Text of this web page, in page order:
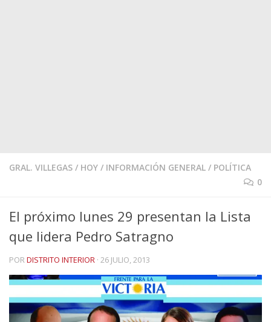
GRAL. VILLEGAS / HOY / INFORMACIÓN GENERAL / POLÍTICA
0
El próximo lunes 29 presentan la Lista
que lidera Pedro Satragno
PORDISTRITO INTERIOR · 26 JULIO, 2013